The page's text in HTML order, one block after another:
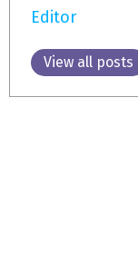
Editor
View all posts